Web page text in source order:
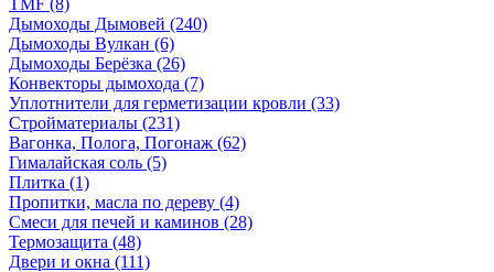
TMF (8)
Дымоходы Дымовей (240)
Дымоходы Вулкан (6)
Дымоходы Берёзка (26)
Конвекторы дымохода (7)
Уплотнители для герметизации кровли (33)
Стройматериалы (231)
Вагонка, Полога, Погонаж (62)
Гималайская соль (5)
Плитка (1)
Пропитки, масла по дереву (4)
Смеси для печей и каминов (28)
Термозащита (48)
Двери и окна (111)